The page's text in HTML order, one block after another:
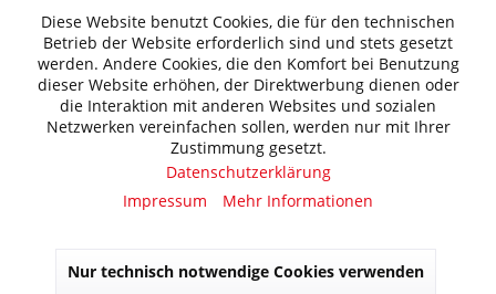
Diese Website benutzt Cookies, die für den technischen
Betrieb der Website erforderlich sind und stets gesetzt
werden. Andere Cookies, die den Komfort bei Benutzung
dieser Website erhöhen, der Direktwerbung dienen oder
die Interaktion mit anderen Websites und sozialen
Netzwerken vereinfachen sollen, werden nur mit Ihrer
Zustimmung gesetzt.
Datenschutzerklärung
Impressum
Mehr Informationen
Nur technisch notwendige Cookies verwenden